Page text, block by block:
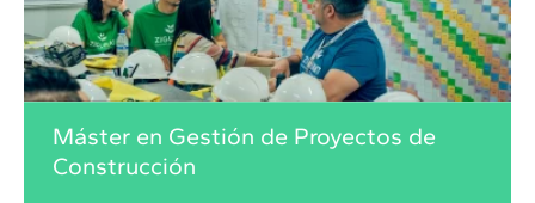
Máster en Gestión de Proyectos de
Construcción